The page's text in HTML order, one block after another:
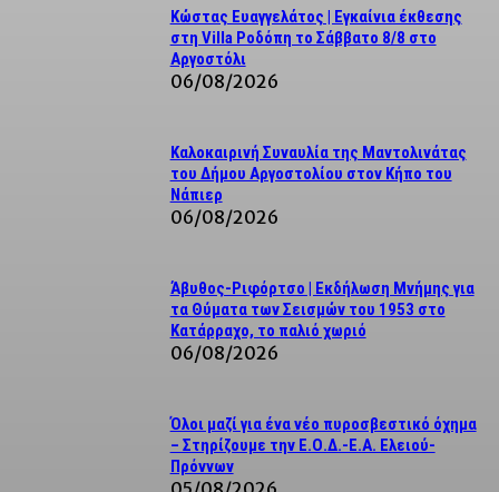
Κώστας Ευαγγελάτος | Εγκαίνια έκθεσης
στη Villa Ροδόπη το Σάββατο 8/8 στο
Αργοστόλι
06/08/2026
Καλοκαιρινή Συναυλία της Μαντολινάτας
του Δήμου Αργοστολίου στον Κήπο του
Νάπιερ
06/08/2026
Άβυθος-Ριφόρτσο | Εκδήλωση Μνήμης για
τα Θύματα των Σεισμών του 1953 στο
Κατάρραχο, το παλιό χωριό
06/08/2026
Όλοι μαζί για ένα νέο πυροσβεστικό όχημα
– Στηρίζουμε την Ε.Ο.Δ.-Ε.Α. Ελειού-
Πρόννων